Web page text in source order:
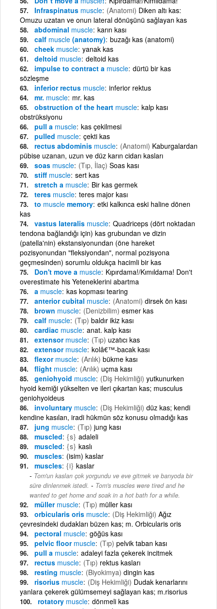
Infraspinatus muscle (Anatomi) Diken altı kas:
Omuzu uzatan ve onun lateral dönüşünü sağlayan kas
abdominal muscle karın kası
calf muscle (anatomy) buzağı kas (anatomi)
cheek muscle yanak kas
deltoid muscle deltoid kas
impulse to contract a muscle dürtü bir kas
sözleşme
inferior rectus muscle inferior rektus
mr. muscle mr. kas
obstruction of the heart muscle kalp kası
obstrüksiyonu
pull a muscle kas çekilmesi
pulled muscle çekti kas
rectus abdominis muscle (Anatomi) Kaburga­lardan
pübise uzanan, uzun ve düz karın cidarı kasları
soas muscle (Tıp, İlaç) Soas kası
stiff muscle sert kas
stretch a muscle Bir kas germek
teres muscle teres major kası
to muscle memory etki kalkınca eski haline dönen
kas
vastus lateralis muscle Quadriceps (dört noktadan
tendona bağlandığı için) kas grubundan ve dizin
(patella'nin) ekstansiyonundan (öne hareket
pozisyonundan "fleksiyondan", normal pozisyona
geçmesinden) sorumlu oldukça hacimli bir kas
Don't move a muscle Kıpırdama!/Kımıldama! Don't
overestimate his Yeteneklerini abartma
a muscle kas kopması tearing
anterior cubital muscle (Anatomi) dirsek ön kası
brown muscle (Denizbilim) esmer kas
calf muscle (Tıp) baldır ikiz kası
cardiac muscle anat. kalp kası
extensor muscle (Tıp) uzatıcı kas
extensor muscle kolâ€™-bacak kası
flexor muscle (Arılık) bükme kası
flight muscle (Arılık) uçma kası
geniohyoid muscle (Diş Hekimliği) yutkunurken
hyoid kemiği yükselten ve ileri çıkartan kas; musculus
geniohyoideus
involuntary muscle (Diş Hekimliği) düz kas; kendi
kendine kasılan, iradi hükmün söz konusu olmadığı kas
jung muscle (Tıp) jung kası
muscled {s} adaleli
muscled {s} kaslı
muscles (isim) kaslar
muscles {i} kaslar
Tom'un kasları çok yorgundu ve eve gitmek ve banyoda bir
süre dinlenmek istedi. - Tom's muscles were tired and he
wanted to get home and soak in a hot bath for a while.
müller muscle (Tıp) müller kası
orbicularis oris muscle (Diş Hekimliği) Ağız
çevresindeki dudakları büzen kas; m. Orbicularis oris
pectoral muscle göğüs kası
pelvic floor muscle (Tıp) pelvik taban kası
pull a muscle adaleyi fazla çekerek incitmek
rectus muscle (Tıp) rektus kasları
resting muscle (Biyokimya) dingin kas
risorius muscle (Diş Hekimliği) Dudak kenarlarını
yanlara çekerek gülümsemeyi sağlayan kas; m.risorius
rotatory muscle dönmeli kas